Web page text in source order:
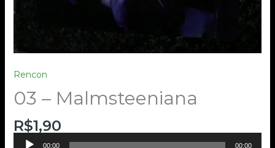
Rencon
03 – Malmsteeniana
R$1,90
00:00 00:00